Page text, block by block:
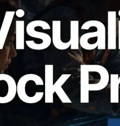
lanza el Solana Block
del tiempo de
por slot y del